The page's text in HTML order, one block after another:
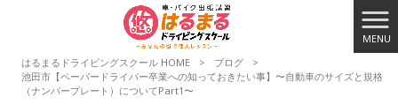
MENU
はるまるドライビングスクール HOME
> ブログ
>
池田市【ペーパードライバー卒業への知っておきたい事】〜自動車のサイズと規格
（ナンバープレート）についてPart1〜